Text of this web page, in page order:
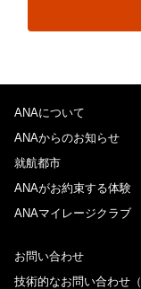
ANAについて
ANAからのお知らせ
就航都市
ANAがお約束する体験
ANAマイレージクラブ
お問い合わせ
技術的なお問い合わせ（